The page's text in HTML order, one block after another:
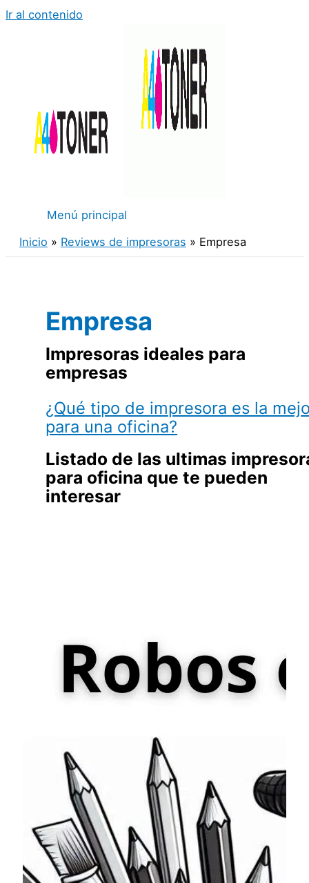
Ir al contenido
Menú principal
Inicio
Reviews de impresoras Empresa
Empresa
Impresoras ideales para
empresas
¿Qué tipo de impresora es la
para una oficina?
Listado de las ultimas
para oficina que te pueden
interesar